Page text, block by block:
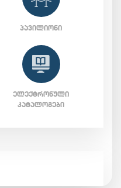
ᲞᲐᲕᲘᲚᲘᲝᲜᲘ
ᲔᲚᲔᲥᲢᲠᲝᲜᲣᲚᲘ
ᲙᲐᲢᲐᲚᲝᲒᲔᲑᲘ